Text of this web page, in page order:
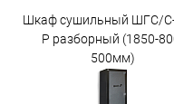
Шкаф сушильный ШГС/
Р разборный (1850-
500мм)